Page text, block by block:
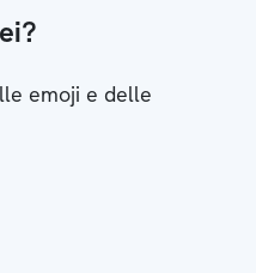
emoji e delle